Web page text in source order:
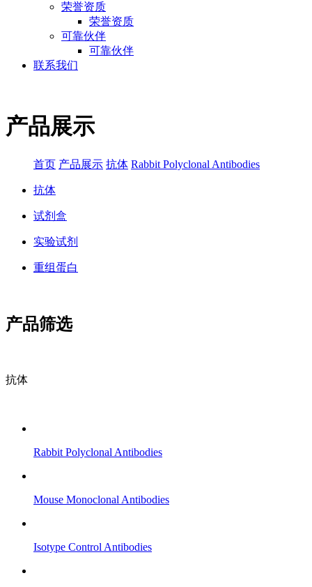
荣誉资质
荣誉资质
可靠伙伴
可靠伙伴
联系我们
产品展示
首页 产品展示 抗体 Rabbit Polyclonal Antibodies
抗体
试剂盒
实验试剂
重组蛋白
产品筛选
抗体
Rabbit Polyclonal Antibodies
Mouse Monoclonal Antibodies
Isotype Control Antibodies